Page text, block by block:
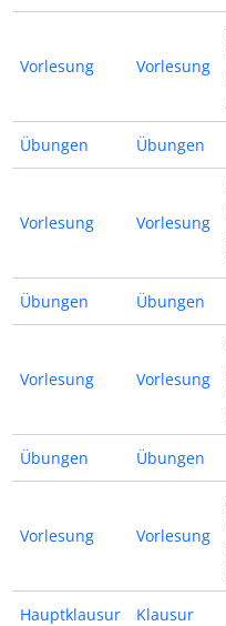
Vorlesung Vorlesung
Übungen Übungen
Vorlesung Vorlesung
Übungen Übungen
Vorlesung Vorlesung
Übungen Übungen
Vorlesung Vorlesung
Hauptklausur Klausur